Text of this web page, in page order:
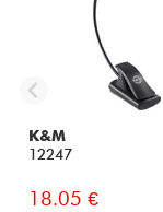
K&M
12247
18.05 €